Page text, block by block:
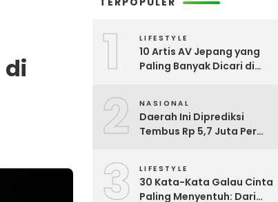
di
1 LIFESTYLE
10 Artis AV Jepang yang
Paling Banyak Dicari di
2 NASIONAL
Daerah Ini Diprediksi
Tembus Rp 5,7 Juta Per
Upah Minimum 2026
3 LIFESTYLE
30 Kata-Kata Galau Cinta
Paling Menyentuh: Dari